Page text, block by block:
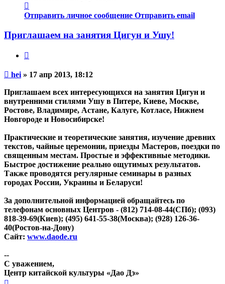
информация
пользователя
Отправить личное сообщение Отправить email
Приглашаем на занятия Цигун и Ушу!
Непрочитанное
hei » 17 апр 2013, 18:12
Приглашаем всех интересующихся на занятия Цигун и
внутренними стилями Ушу в Питере, Киеве, Москве,
Ростове, Владимире, Астане, Калуге, Котласе, Нижнем
Новгороде и Новосибирске!
Практические и теоретические занятия, изучение древних
текстов, чайные церемонии, приезды Мастеров, поездки по
священным местам. Простые и эффективные методики.
Быстрое достижение реально ощутимых результатов.
Также проводятся регулярные семинары в разных
городах России, Украины и Беларуси!
За дополнительной информацией обращайтесь по
телефонам основных Центров - (812) 714-08-44(СПб); (093)
818-39-69(Киев); (495) 641-55-38(Москва); (928) 126-36-
40(Ростов-на-Дону)
Сайт: www.daode.ru
--
С уважением,
Центр китайской культуры «Дао Дэ»